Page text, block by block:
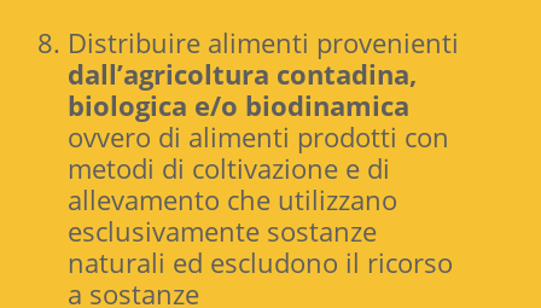
Distribuire alimenti provenienti
dall’agricoltura contadina,
biologica e/o biodinamica
ovvero di alimenti prodotti con
metodi di coltivazione e di
allevamento che utilizzano
esclusivamente sostanze
naturali ed escludono il ricorso
a sostanze